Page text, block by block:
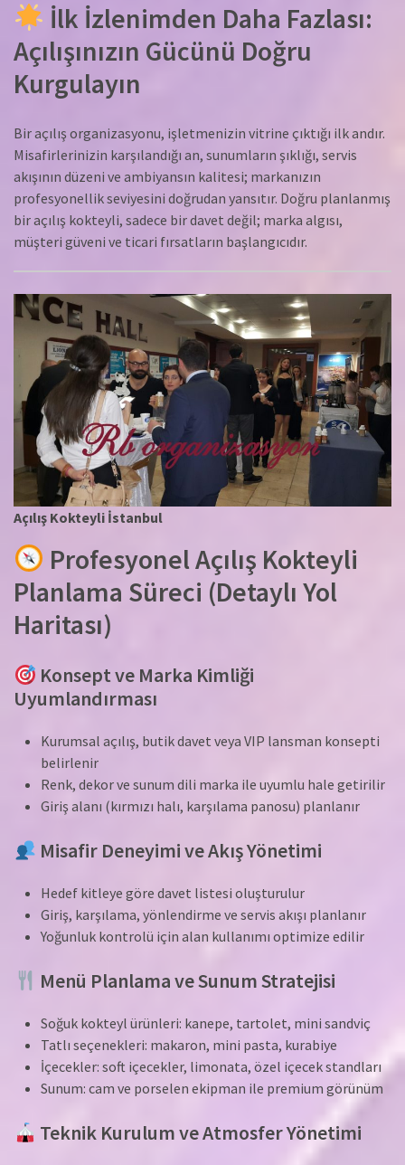
İlk İzlenimden Daha Fazlası:
Açılışınızın Gücünü Doğru
Kurgulayın
Bir açılış organizasyonu, işletmenizin vitrine çıktığı ilk andır.
Misafirlerinizin karşılandığı an, sunumların şıklığı, servis
akışının düzeni ve ambiyansın kalitesi; markanızın
profesyonellik seviyesini doğrudan yansıtır. Doğru planlanmış
bir açılış kokteyli, sadece bir davet değil; marka algısı,
müşteri güveni ve ticari fırsatların başlangıcıdır.
Açılış Kokteyli İstanbul
Profesyonel Açılış Kokteyli
Planlama Süreci (Detaylı Yol
Haritası)
Konsept ve Marka Kimliği
Uyumlandırması
Kurumsal açılış, butik davet veya VIP lansman konsepti
belirlenir
Renk, dekor ve sunum dili marka ile uyumlu hale getirilir
Giriş alanı (kırmızı halı, karşılama panosu) planlanır
Misafir Deneyimi ve Akış Yönetimi
Hedef kitleye göre davet listesi oluşturulur
Giriş, karşılama, yönlendirme ve servis akışı planlanır
Yoğunluk kontrolü için alan kullanımı optimize edilir
Menü Planlama ve Sunum Stratejisi
Soğuk kokteyl ürünleri: kanepe, tartolet, mini sandviç
Tatlı seçenekleri: makaron, mini pasta, kurabiye
İçecekler: soft içecekler, limonata, özel içecek standları
Sunum: cam ve porselen ekipman ile premium görünüm
Teknik Kurulum ve Atmosfer Yönetimi